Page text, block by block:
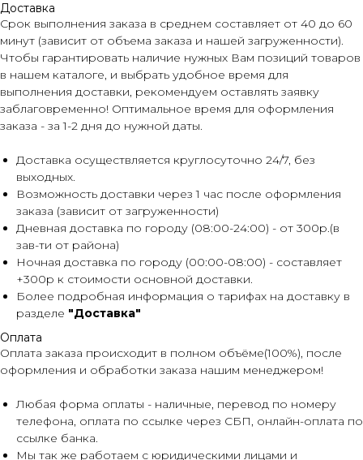
Доставка
Срок выполнения заказа в среднем составляет от 40 до 60
минут (зависит от объема заказа и нашей загруженности).
Чтобы гарантировать наличие нужных Вам позиций товаров
в нашем каталоге, и выбрать удобное время для
выполнения доставки, рекомендуем оставлять заявку
заблаговременно! Оптимальное время для оформления
заказа - за 1-2 дня до нужной даты.
Доставка осуществляется круглосуточно 24/7, без
выходных.
Возможность доставки через 1 час после оформления
заказа (зависит от загруженности)
Дневная доставка по городу (08:00-24:00) - от 300р.(в
зав-ти от района)
Ночная доставка по городу (00:00-08:00) - составляет
+300р к стоимости основной доставки.
Более подробная информация о тарифах на доставку в
разделе "Доставка"
Оплата
Оплата заказа происходит в полном объёме(100%), после
оформления и обработки заказа нашим менеджером!
Любая форма оплаты - наличные, перевод по номеру
телефона, оплата по ссылке через СБП, онлайн-оплата по
ссылке банка.
Мы так же работаем с юридическими лицами и